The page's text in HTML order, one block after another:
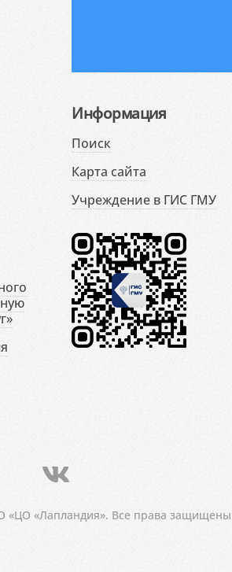
Информация
Поиск
Карта сайта
Учреждение в ГИС ГМУ
«ЦО «Лапландия». Все права